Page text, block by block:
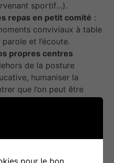
sportif…).
repas en petit comité :
conviviaux à table
et l’écoute.
propres centres
de la posture
humaniser la
que l’on peut être
ralentir
respecter les
la qualité à la
pour le bon